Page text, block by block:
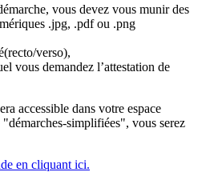
vous devez vous munir des
.jpg, .pdf ou .png
verso),
vous demandez l’attestation de
accessible dans votre espace
simplifiées", vous serez
en cliquant ici.